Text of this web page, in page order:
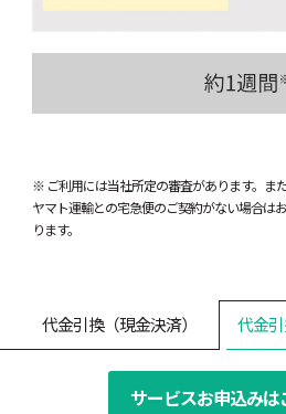
※ ご利用には当社所定の審査があります。ま
ヤマト運輸との宅急便のご契約がない場合は
ります。
代金引換（現金決済） 代金
サービスお申込みは